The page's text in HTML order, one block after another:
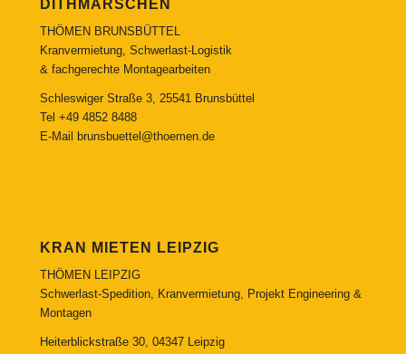
DITHMARSCHEN
THÖMEN BRUNSBÜTTEL
Kranvermietung, Schwerlast-Logistik
& fachgerechte Montagearbeiten
Schleswiger Straße 3, 25541 Brunsbüttel
Tel +49 4852 8488
E-Mail brunsbuettel@thoemen.de
KRAN MIETEN LEIPZIG
THÖMEN LEIPZIG
Schwerlast-Spedition, Kranvermietung, Projekt Engineering &
Montagen
Heiterblickstraße 30, 04347 Leipzig